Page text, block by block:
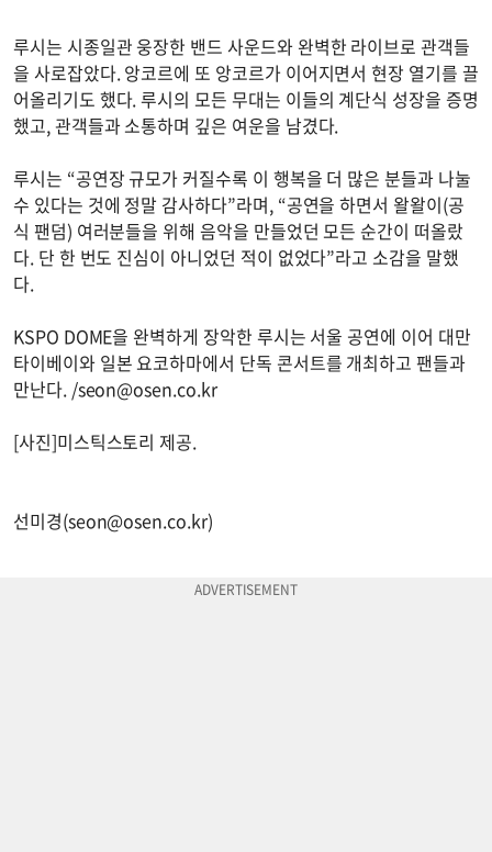
루시는 시종일관 웅장한 밴드 사운드와 완벽한 라이브로 관객들
을 사로잡았다. 앙코르에 또 앙코르가 이어지면서 현장 열기를 끌
어올리기도 했다. 루시의 모든 무대는 이들의 계단식 성장을 증명
했고, 관객들과 소통하며 깊은 여운을 남겼다.
루시는 “공연장 규모가 커질수록 이 행복을 더 많은 분들과 나눌
수 있다는 것에 정말 감사하다”라며, “공연을 하면서 왈왈이(공
식 팬덤) 여러분들을 위해 음악을 만들었던 모든 순간이 떠올랐
다. 단 한 번도 진심이 아니었던 적이 없었다”라고 소감을 말했
다.
KSPO DOME을 완벽하게 장악한 루시는 서울 공연에 이어 대만
타이베이와 일본 요코하마에서 단독 콘서트를 개최하고 팬들과
만난다. /seon@osen.co.kr
[사진]미스틱스토리 제공.
선미경(seon@osen.co.kr)